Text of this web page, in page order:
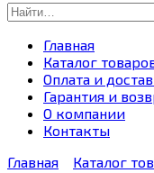
Search
for:
Главная
Каталог
Оплата и
Гарантия и
О компании
Контакты
Главная
Каталог